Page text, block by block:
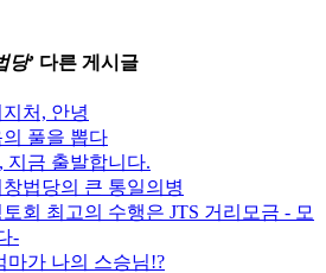
당’ 다른 게시글
지처, 안녕
의 풀을 뽑다
지금 출발합니다.
창법당의 큰 통일의병
토회 최고의 수행은 JTS 거리모금 - 모
-
마가 나의 스승님!?